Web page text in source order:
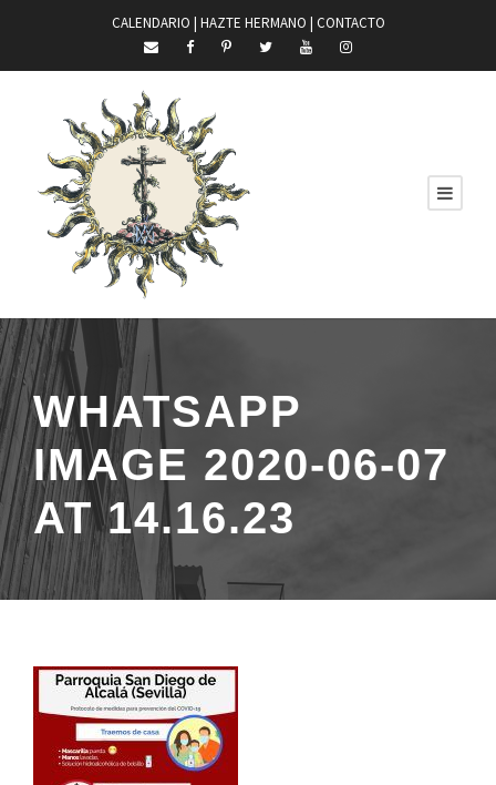
CALENDARIO | HAZTE HERMANO | CONTACTO
WHATSAPP
IMAGE 2020-06-07
AT 14.16.23